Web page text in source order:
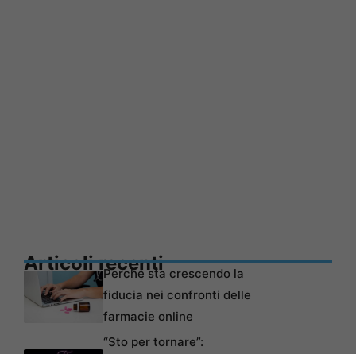
Articoli recentiPerché sta crescendo la
fiducia nei confronti delle
farmacie online
“Sto per tornare”: